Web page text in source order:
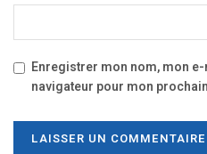
Enregistrer mon nom, mon
navigateur pour mon